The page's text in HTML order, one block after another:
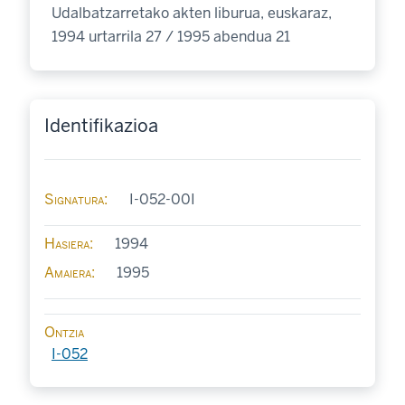
Udalbatzarretako akten liburua, euskaraz,
1994 urtarrila 27 / 1995 abendua 21
Identifikazioa
Signatura I-052-00I
Hasiera
1994
Amaiera
1995
Ontzia
I-052